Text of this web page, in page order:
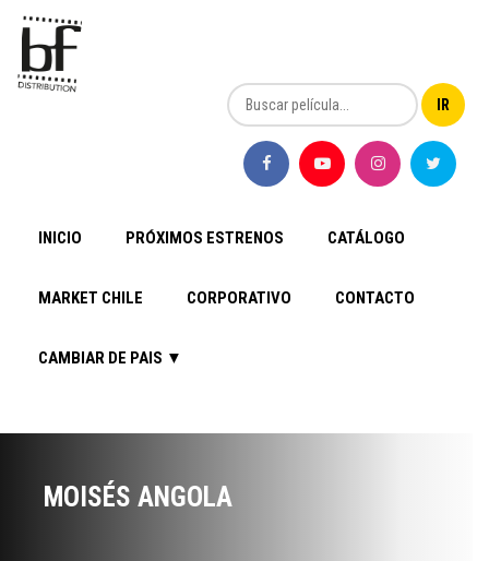
INICIO PRÓXIMOS ESTRENOS CATÁLOGO
MARKET CHILE CORPORATIVO CONTACTO
CAMBIAR DE PAIS ▼
MOISÉS ANGOLA